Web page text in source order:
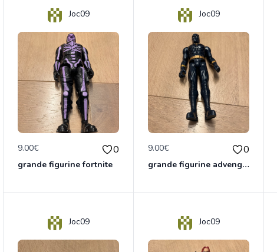
Joc09
9.00€ 0
grande figurine fortnite
Joc09
9.00€ 0
grande figurine advengers panthère
Joc09 Joc09